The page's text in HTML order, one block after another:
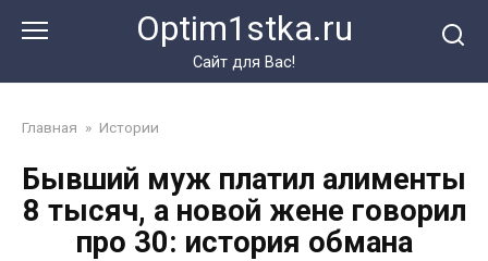
Optim1stka.ru
Сайт для Вас!
Главная » Истории
Бывший муж платил алименты
8 тысяч, а новой жене говорил
про 30: история обмана